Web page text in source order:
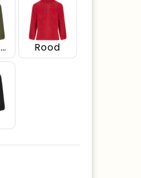
Pijnboomgroen Rood